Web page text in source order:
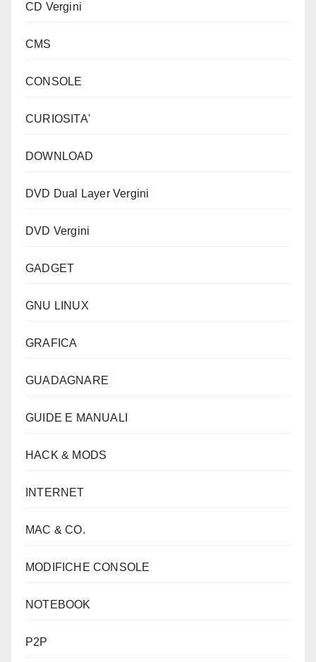
CD Vergini
CMS
CONSOLE
CURIOSITA'
DOWNLOAD
DVD Dual Layer Vergini
DVD Vergini
GADGET
GNU LINUX
GRAFICA
GUADAGNARE
GUIDE E MANUALI
HACK & MODS
INTERNET
MAC & CO.
MODIFICHE CONSOLE
NOTEBOOK
P2P